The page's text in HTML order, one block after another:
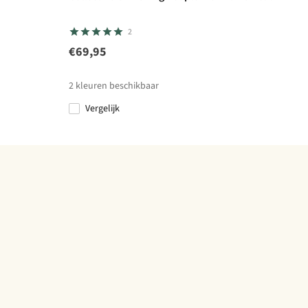
2
€69,95
2 kleuren beschikbaar
%
Vergelijk